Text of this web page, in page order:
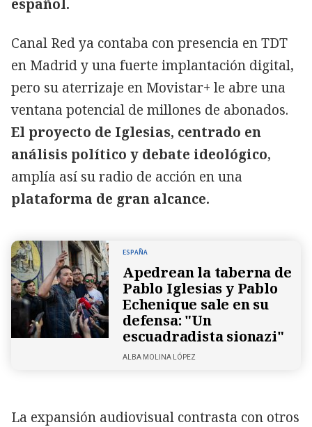
español.
Canal Red ya contaba con presencia en TDT
en Madrid y una fuerte implantación digital,
pero su aterrizaje en Movistar+ le abre una
ventana potencial de millones de abonados.
El proyecto de Iglesias, centrado en
análisis político y debate ideológico,
amplía así su radio de acción en una
plataforma de gran alcance.
ESPAÑA
Apedrean la taberna de
Pablo Iglesias y Pablo
Echenique sale en su
defensa: "Un
escuadradista sionazi"
ALBA MOLINA LÓPEZ
La expansión audiovisual contrasta con otros